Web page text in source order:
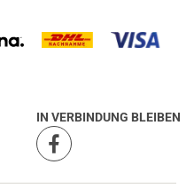
IN VERBINDUNG BLEIBEN